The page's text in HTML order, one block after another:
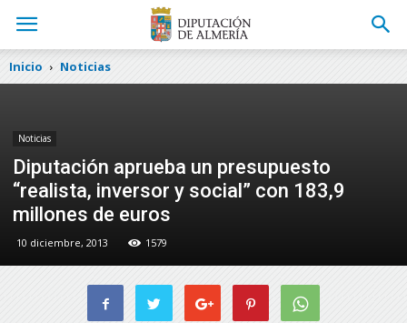
Inicio Noticias
Noticias
Diputación aprueba un presupuesto
“realista, inversor y social” con 183,9
millones de euros
10 diciembre, 2013 1579